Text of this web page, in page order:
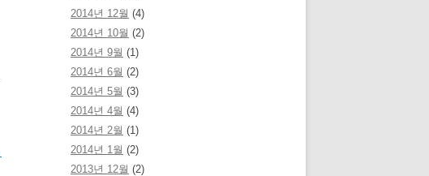
2014년 12월 (4)
2014년 10월 (2)
2014년 9월 (1)
2014년 6월 (2)
2014년 5월 (3)
2014년 4월 (4)
2014년 2월 (1)
2014년 1월 (2)
2013년 12월 (2)